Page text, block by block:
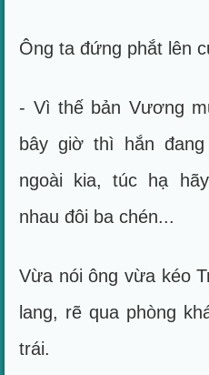
Ông ta đứng phắt lên
- Vì thế bản Vương
bây giờ thì hắn
ngoài kia, túc hạ
nhau đôi ba chén...
Vừa nói ông vừa kéo
lang, rẽ qua phòng
trái.